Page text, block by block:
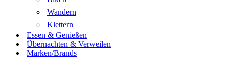
Wandern
Klettern
Essen & Genießen
Übernachten & Verweilen
Marken/Brands